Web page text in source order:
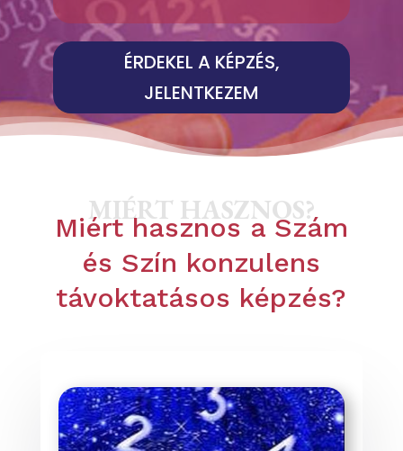
ÉRDEKEL A KÉPZÉS,
JELENTKEZEM
MIÉRT HASZNOS?
Miért hasznos a Szám
és Szín konzulens
távoktatásos képzés?